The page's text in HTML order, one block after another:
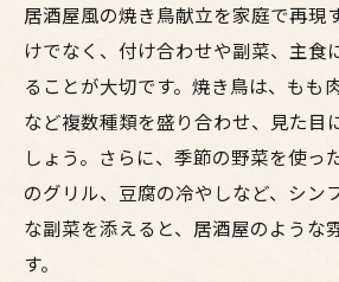
居酒屋風の焼き鳥献立を家庭で再現
けでなく、付け合わせや副菜、主食
ることが大切です。焼き鳥は、もも
など複数種類を盛り合わせ、見た目
しょう。さらに、季節の野菜を使っ
のグリル、豆腐の冷やしなど、シン
な副菜を添えると、居酒屋のような
す。